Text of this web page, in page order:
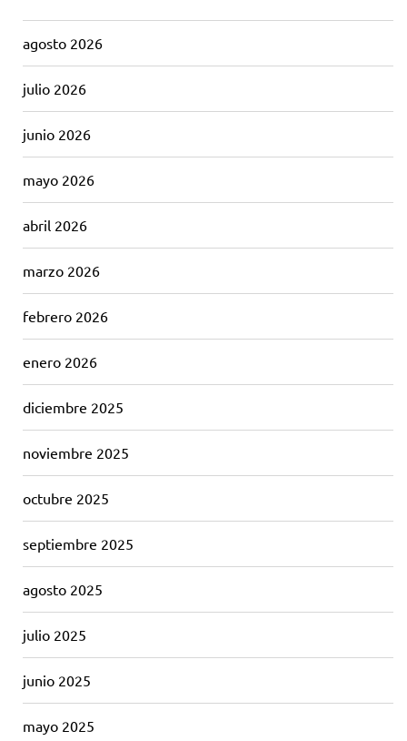
agosto 2026
julio 2026
junio 2026
mayo 2026
abril 2026
marzo 2026
febrero 2026
enero 2026
diciembre 2025
noviembre 2025
octubre 2025
septiembre 2025
agosto 2025
julio 2025
junio 2025
mayo 2025